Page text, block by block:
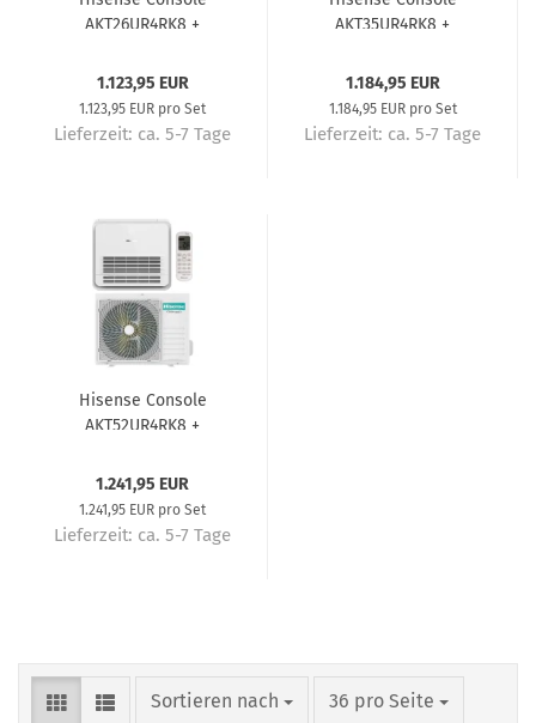
AKT26UR4RK8 +
Truhengerät
Klimaanlage
Komplettset 2,6 kW
1.123,95 EUR
1.123,95 EUR pro Set
Lieferzeit: ca. 5-7 Tage
AKT35UR4RK8 +
Truhengerät
Klimaanlage
Komplettset 3,5 kW
1.184,95 EUR
1.184,95 EUR pro Set
Lieferzeit: ca. 5-7 Tage
Hisense Console
AKT52UR4RK8 +
Truhengerät
Klimaanlage
Komplettset 5,2 kW
1.241,95 EUR
1.241,95 EUR pro Set
Lieferzeit: ca. 5-7 Tage
Sortieren nach
Sortieren nach 36 pro Seite
pro Seite